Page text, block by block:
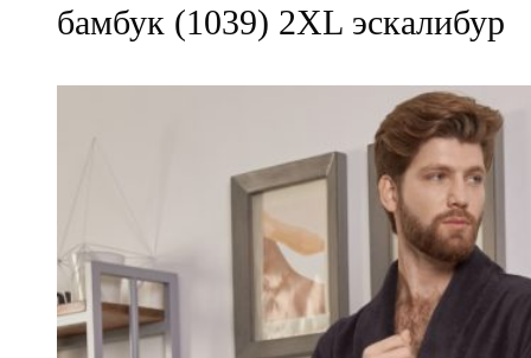
бамбук (1039) 2XL эскалибур